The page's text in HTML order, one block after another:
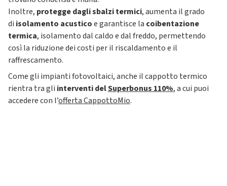
Inoltre, protegge dagli sbalzi termici, aumenta il grado
di isolamento acusticoe garantisce la coibentazione
termica, isolamento dal caldo e dal freddo, permettendo
così la riduzione dei costi per il riscaldamento e il
raffrescamento.
Come gli impianti fotovoltaici, anche il cappotto termico
rientra tra gli interventi delSuperbonus 110%, a cui puoi
accedere con l’offerta CappottoMio.